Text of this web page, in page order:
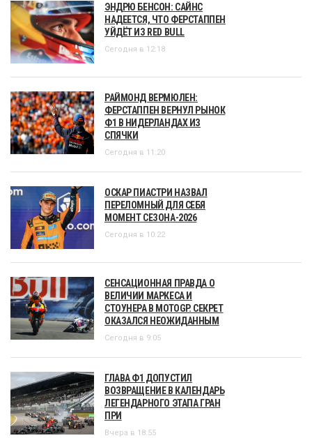
ЭНДРЮ БЕНСОН: САЙНС
НАДЕЕТСЯ, ЧТО ФЕРСТАППЕН
УЙДЁТ ИЗ RED BULL
Сегодня в 12:18
РАЙМОНД ВЕРМЮЛЕН:
ФЕРСТАППЕН ВЕРНУЛ РЫНОК
Ф1 В НИДЕРЛАНДАХ ИЗ
СПЯЧКИ
Сегодня в 11:20
ОСКАР ПИАСТРИ НАЗВАЛ
ПЕРЕЛОМНЫЙ ДЛЯ СЕБЯ
МОМЕНТ СЕЗОНА-2026
Сегодня в 10:22
СЕНСАЦИОННАЯ ПРАВДА О
ВЕЛИЧИИ МАРКЕСА И
СТОУНЕРА В MOTOGP. СЕКРЕТ
ОКАЗАЛСЯ НЕОЖИДАННЫМ
Сегодня в 9:05
ГЛАВА Ф1 ДОПУСТИЛ
ВОЗВРАЩЕНИЕ В КАЛЕНДАРЬ
ЛЕГЕНДАРНОГО ЭТАПА ГРАН
ПРИ
Вчера в 18:55